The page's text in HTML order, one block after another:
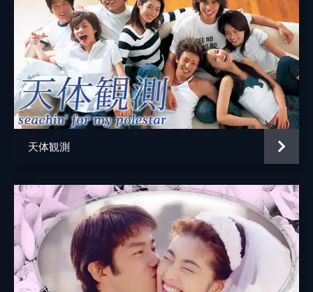
春樹（小出恵介）が、１週間後に「バンビー
ナ」を閉店にし、従業員も全員解雇にすると
宣言。民雄（西村雅彦）らに頼まれ、鈴子
（長谷川京子）は春樹を説得しに行くが…。
Vol.7 「突然のキス」
父の洋食店を取られたのが藤森（小澤征悦）
のせいではないと知った鈴子（長谷川京
うとしていると聞いた道造（橋爪功）は…。
Vol.8 「恋に落ちるなんて」
春樹（小出恵介）からキスされ、好きだと告
白された鈴子（長谷川京子）は、自分も春樹
のことが好きだと認める。その後、春樹は
「バンビーナ」の存続に向け動き始め…。
46分
Vol.9 「別れの予感」
小澤征悦
西村雅彦
橋爪功
監督 清弘誠
加藤新
高津泰行
脚本 小松江里子
プロデューサー 伊藤一尋
天体観測